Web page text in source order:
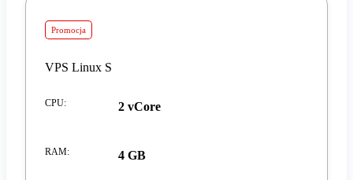
Promocja
VPS Linux S
CPU: 2 vCore
RAM: 4 GB